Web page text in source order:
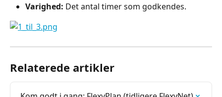
Varighed: Det antal timer som godkendes.
Relaterede artikler